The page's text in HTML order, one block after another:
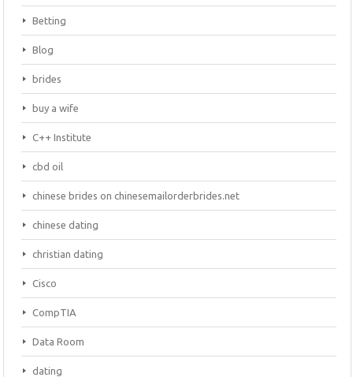
Betting
Blog
brides
buy a wife
C++ Institute
cbd oil
chinese brides on chinesemailorderbrides.net
chinese dating
christian dating
Cisco
CompTIA
Data Room
dating